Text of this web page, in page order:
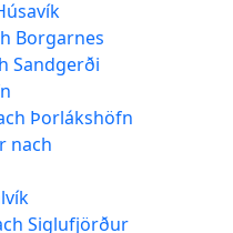
Borgarnes
Sandgerði
Þorlákshöfn
nach
Siglufjörður